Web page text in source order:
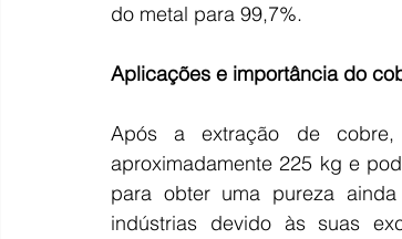
do metal para 99,7%.
Aplicações e importância do
Após a extração de
aproximadamente 225 kg e
para obter uma pureza
indústrias devido às suas